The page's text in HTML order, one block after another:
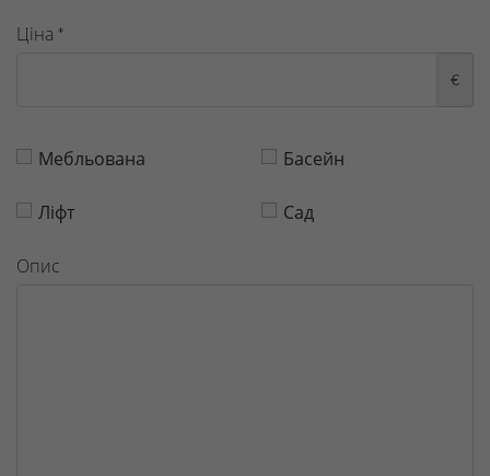
Ціна *
€
Мебльована Басейн
Ліфт Сад
Опис